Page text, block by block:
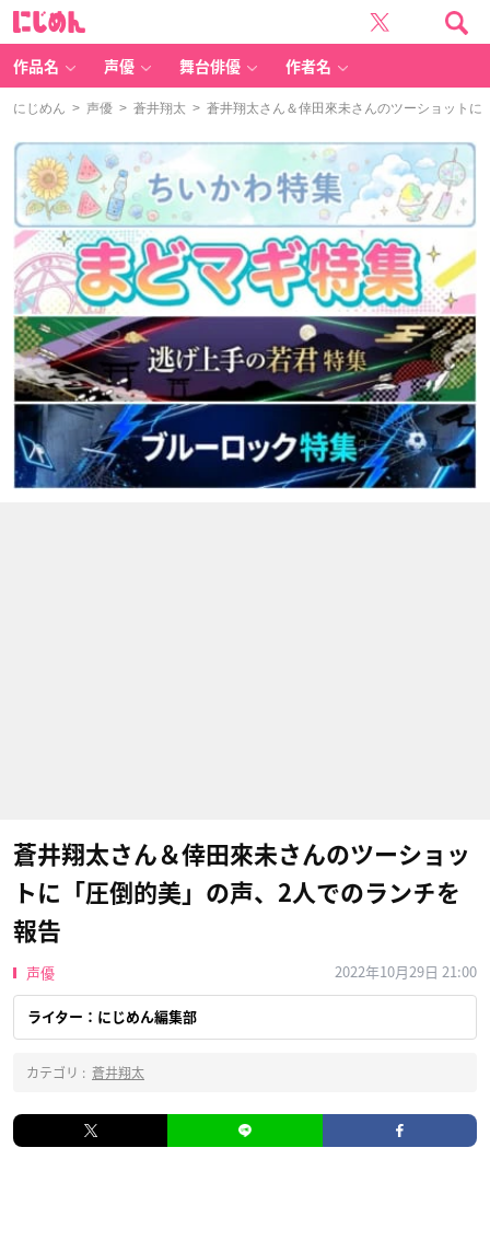
作品名 声優 舞台俳優 作者名
にじめん > 声優 > 蒼井翔太 > 蒼井翔太さん＆倖田來未さんのツーショットに
蒼井翔太さん＆倖田來未さんのツーショッ
トに「圧倒的美」の声、2人でのランチを
報告
声優 2022年10月29日 21:00
ライター：にじめん編集部
カテゴリ : 蒼井翔太